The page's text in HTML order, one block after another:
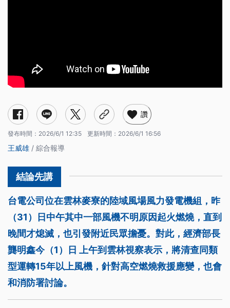
讚
發布時間： 2026/6/1 12:35 更新時間： 2026/6/1 16:56
王威雄 / 綜合報導
台電公司位在雲林麥寮的陸域風場風力發電機組，昨
（31）日中午其中一部風機不明原因起火燃燒，直到
晚間才熄滅，也引發附近民眾擔憂。對此，經濟部長
龔明鑫今（1）日 上午到雲林視察表示，將清查同類
型運轉15年以上風機，針對高空燃燒救援應變，也會
和消防署討論。